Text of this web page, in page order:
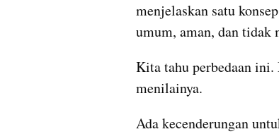
menjelaskan satu
Kita tahu perbedaan
Ada kecenderungan